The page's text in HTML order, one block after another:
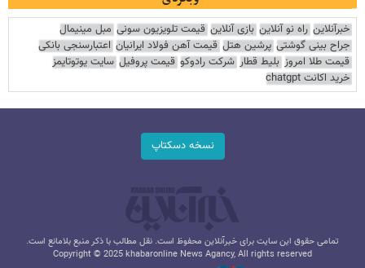
خبرآنلاین راه نو آنلاین بازی آنلاین قیمت تلویزیون سونی مبل مینیمال
جراح بینی گوشتی پرشین هتل قیمت آهن فولاد ایرانیان اعتبارسنجی بانکی
قیمت طلا امروز بلیط قطار شرکت رادوکو قیمت پروفیل سایت یوتوتایمز
خرید اکانت chatgpt
نسخه دسکتاپ
تمامی حقوق این سایت برای خبرآنلاین محفوظ است. نقل مطالب با ذکر منبع بلامانع است.
Copyright © 2025 khabaronline News Agancy, All rights reserved